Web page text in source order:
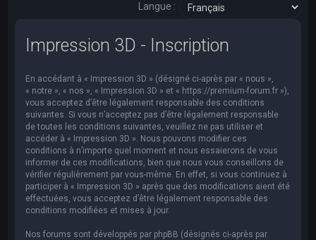
Langue :
Impression 3D - Inscription
En accédant à « Impression 3D » (désigné ci-après par « nous »,
« notre », « nos », « Impression 3D » et « https://premium-forum.fr »),
vous acceptez d’être légalement responsable des conditions
suivantes. Si vous n’acceptez pas d’être légalement responsable
de toutes les conditions suivantes, veuillez ne pas utiliser et
accéder à « Impression 3D ». Nous pouvons modifier ces
conditions à n’importe quel moment et nous essaierons de vous
informer de ces modifications, bien que nous vous conseillons de
vérifier régulièrement par vous-même. En effet, si vous continuez à
participer à « Impression 3D » après que des modifications aient été
effectuées, vous acceptez d’être légalement responsable des
conditions modifiées et mises à jour.
Nos forums sont développés par phpBB (désignés ci-après par